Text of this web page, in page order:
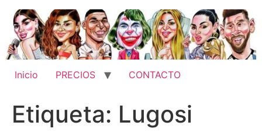
contenido
Inicio PRECIOS CONTACTO
Etiqueta: Lugosi